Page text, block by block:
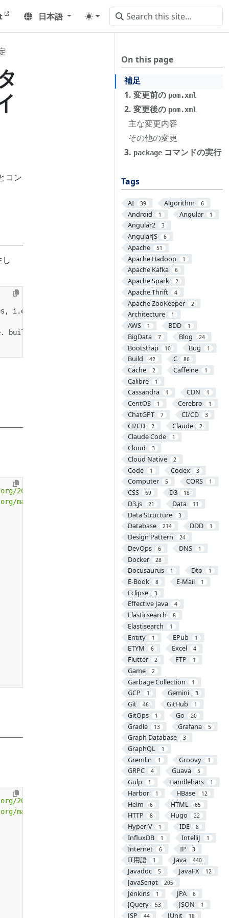
日本語
On this page
補足
1. 変更前の pom.xml
2. 変更後の pom.xml
主な変更内容
その他の変更
3. package コマンドの実行
Tags
AI 39 Algorithm 6
Android 1 Angular 1
Angular2 3
AngularJS 6
Apache 51
Apache Hadoop 1
Apache Kafka 6
Apache Spark 2
Apache Thrift 4
Apache ZooKeeper 2
Architecture 1
AWS 1 BDD 1
BigData 7 Blog 24
Bootstrap 10 Bug 1
Build 42 C 86
Cache 2 Caffeine 1
Calibre 1
Cassandra 1 CDN 1
CentOS 1 Cerebro 1
ChatGPT 7 CI/CD 3
CI/CD 2 Claude 2
Claude Code 1
Cloud 3
Cloud Native 2
Code 1 Codex 3
Computer 5 CORS 1
CSS 69 D3 18
D3.js 21 Data 11
Data Structure 3
Database 214 DDD 1
Design Pattern 24
DevOps 6 DNS 1
Docker 28
Docusaurus 1 Dto 1
E-Book 8 E-Mail 1
Eclipse 3
Effective Java 4
Elasticsearch 8
Elastisearch 1
Entity 1 EPub 1
ETYM 6 Excel 4
Flutter 2 FTP 1
Game 2
Garbage Collection 1
GCP 1 Gemini 3
Git 46 GitHub 1
GitOps 1 Go 20
Gradle 13 Grafana 5
Graph Database 3
GraphQL 1
Gremlin 1 Groovy 1
GRPC 4 Guava 5
Gulp 1 Handlebars 1
Harbor 1 HBase 12
Helm 6 HTML 65
HTTP 8 Hugo 22
Hyper-V 1 IDE 8
InfluxDB 1 IntelliJ 1
Internet 6 IP 3
IT用語 1 Java 440
Javadoc 5 JavaFX 12
JavaScript 205
Jenkins 1 JPA 6
JQuery 53 JSON 1
JSP 44 JUnit 18
コン
2001/XMLSchema-instance"
maven-v4_0_0.xsd"
2001/XMLSchema-instance"
maven-v4_0_0.xsd"